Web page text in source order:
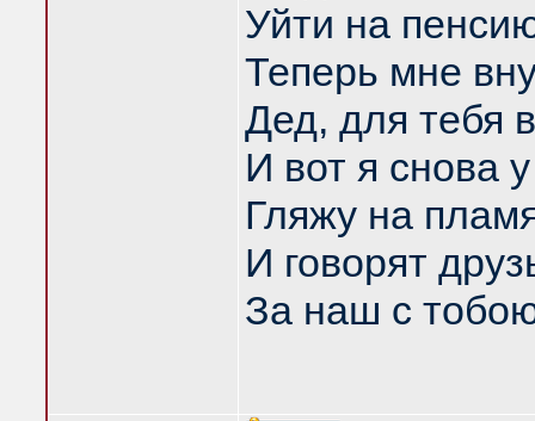
Уйти на
Теперь мне
Дед, для тебя
И вот я снова
Гляжу на
И говорят
За наш с